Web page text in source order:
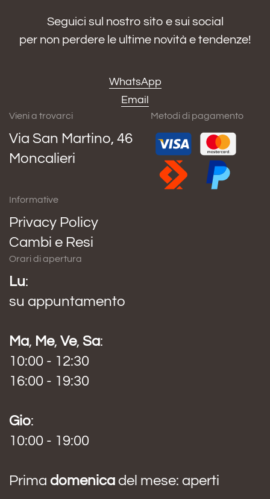
Seguici sul nostro sito e sui social
per non perdere le ultime novità e tendenze!
WhatsApp
Email
Vieni a trovarci
Via San Martino, 46
Moncalieri
Metodi di pagamento
Informative
Privacy Policy
Cambi e Resi
Orari di apertura
Lu:
su appuntamento
Ma, Me, Ve, Sa:
10:00 - 12:30
16:00 - 19:30
Gio:
10:00 - 19:00
Prima domenica del mese: aperti